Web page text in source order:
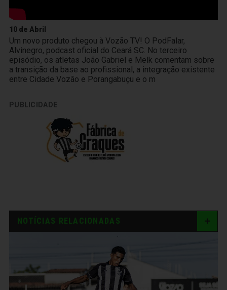
10 de Abril
Um novo produto chegou à Vozão TV! O PodFalar,
Alvinegro, podcast oficial do Ceará SC. No terceiro
episódio, os atletas João Gabriel e Melk comentam sobre
a transição da base ao profissional, a integração existente
entre Cidade Vozão e Porangabuçu e o m
PUBLICIDADE
NOTÍCIAS RELACIONADAS